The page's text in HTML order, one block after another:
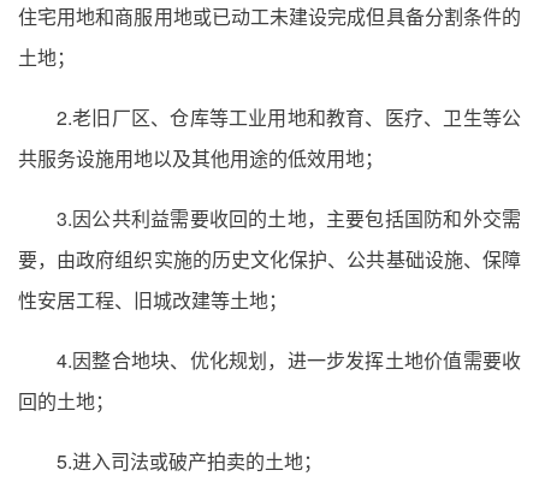
住宅用地和商服用地或已动工未建设完成但具备分割条件的
土地；
2.老旧厂区、仓库等工业用地和教育、医疗、卫生等公
共服务设施用地以及其他用途的低效用地；
3.因公共利益需要收回的土地，主要包括国防和外交需
要，由政府组织实施的历史文化保护、公共基础设施、保障
性安居工程、旧城改建等土地；
4.因整合地块、优化规划，进一步发挥土地价值需要收
回的土地；
5.进入司法或破产拍卖的土地；